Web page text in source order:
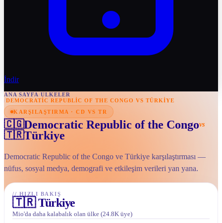
İndir
ANA SAYFA/ULKELER
/DEMOCRATIC REPUBLIC OF THE CONGO VS TÜRKIYE
KARŞILAŞTIRMA · CD VS TR
🇨🇬Democratic Republic of the Congovs
🇹🇷Türkiye
Democratic Republic of the Congo ve Türkiye karşılaştırması —
nüfus, sosyal medya, demografi ve etkileşim verileri yan yana.
// HIZLI BAKIŞ
🇹🇷 Türkiye
Mio'da daha kalabalık olan ülke (24.8K üye)